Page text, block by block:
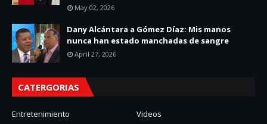
May 02, 2026
Dany Alcántara a Gómez Díaz: Mis manos
nunca han estado manchadas de sangre
April 27, 2026
CATERGORIAS
Entretenimiento
Videos